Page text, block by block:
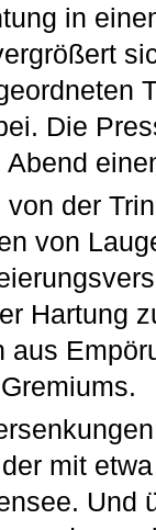
in
Die
Abend
der
von
Hartung
aus
mit
Und